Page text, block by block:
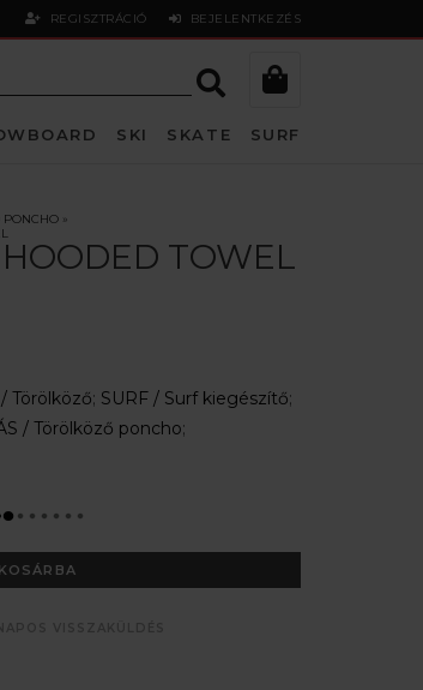
REGISZTRÁCIÓ BEJELENTKEZÉS
SKI SKATE SURF
PONCHO»
TOWEL
Törölköző; SURF / Surf kiegészítő;
/ Törölköző poncho;
KOSÁRBA